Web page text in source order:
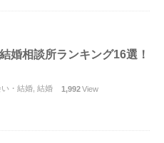
婚相談所ランキング16選！
い・結婚 結婚 1,992View